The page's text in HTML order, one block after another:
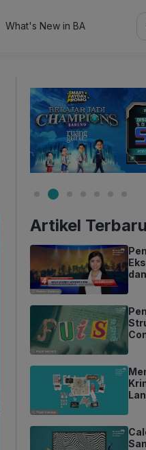
What's New in BA
Artikel Terbaru